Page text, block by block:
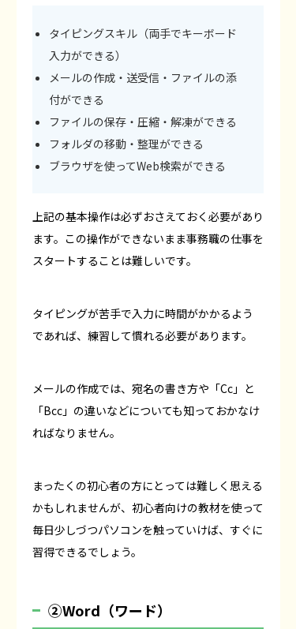
タイピングスキル（両手でキーボード
入力ができる）
メールの作成・送受信・ファイルの添
付ができる
ファイルの保存・圧縮・解凍ができる
フォルダの移動・整理ができる
ブラウザを使ってWeb検索ができる
上記の基本操作は必ずおさえておく必要があり
ます。この操作ができないまま事務職の仕事を
スタートすることは難しいです。
タイピングが苦手で入力に時間がかかるよう
であれば、練習して慣れる必要があります。
メールの作成では、宛名の書き方や「Cc」と
「Bcc」の違いなどについても知っておかなけ
ればなりません。
まったくの初心者の方にとっては難しく思える
かもしれませんが、初心者向けの教材を使って
毎日少しづつパソコンを触っていけば、すぐに
習得できるでしょう。
②Word（ワード）